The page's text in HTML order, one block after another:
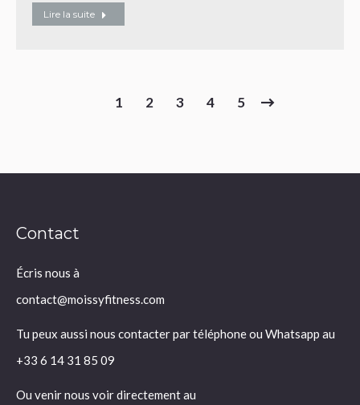
Lire la suite
1 2 3 4 5
Contact
Écris nous à
contact@moissyfitness.com
Tu peux aussi nous contacter par téléphone ou Whatsapp au
+33 6 14 31 85 09
Ou venir nous voir directement au